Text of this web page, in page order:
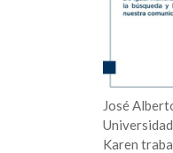
José
Karen